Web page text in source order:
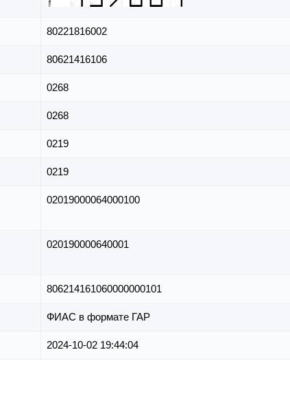
80221816002
80621416106
0268
0268
0219
0219
02019000064000100
020190000640001
806214161060000000101
ФИАС в формате ГАР
2024-10-02 19:44:04